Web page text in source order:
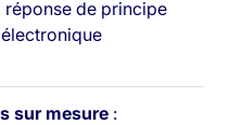
réponse de principe
sur mesure :